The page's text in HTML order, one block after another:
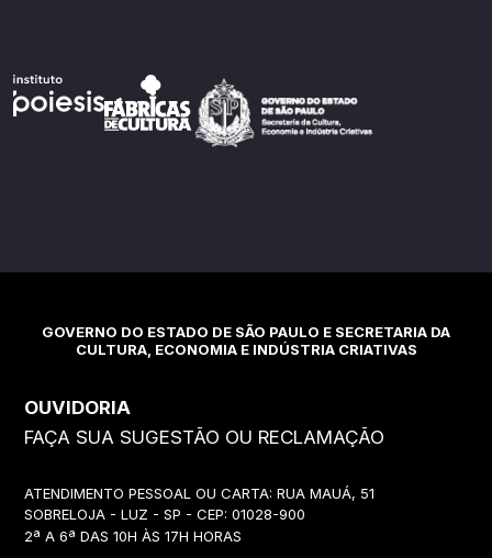
GOVERNO DO ESTADO DE SÃO PAULO E SECRETARIA DA
CULTURA, ECONOMIA E INDÚSTRIA CRIATIVAS
OUVIDORIA
FAÇA SUA SUGESTÃO OU RECLAMAÇÃO
ATENDIMENTO PESSOAL OU CARTA: RUA MAUÁ, 51
SOBRELOJA - LUZ - SP - CEP: 01028-900
2ª A 6ª DAS 10H ÀS 17H HORAS